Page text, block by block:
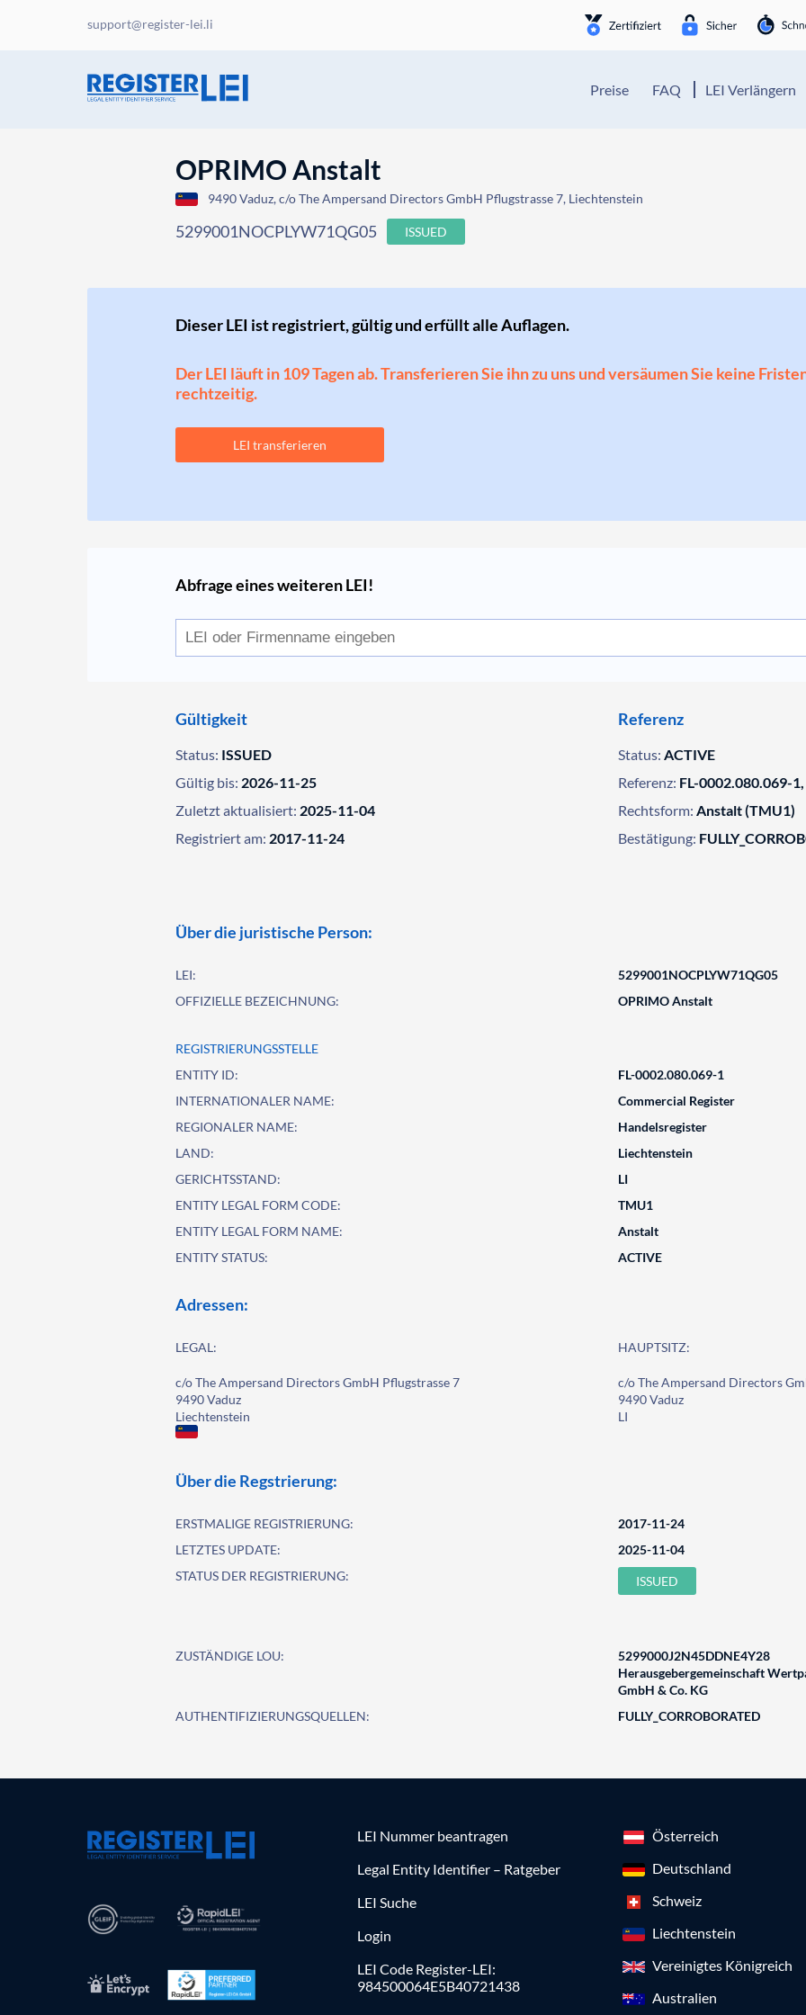
support@register-lei.li
Preise FAQ LEI Verlängern
OPRIMO Anstalt
9490 Vaduz, c/o The Ampersand Directors GmbH Pflugstrasse 7, Liechtenstein
5299001NOCPLYW71QG05 ISSUED
Dieser LEI ist registriert, gültig und erfüllt alle Auflagen.
Der LEI läuft in 109 Tagen ab. Transferieren Sie ihn zu uns und versäumen Sie keine
rechtzeitig.
LEI transferieren
Abfrage eines weiteren LEI!
Gültigkeit
Status: ISSUED
Gültig bis: 2026-11-25
Zuletzt aktualisiert: 2025-11-04
Registriert am: 2017-11-24
Referenz
Status: ACTIVE
Referenz: FL-0002.080.069-
Rechtsform: Anstalt (TMU1)
Bestätigung:
Über die juristische Person:
LEI:
5299001NOCPLYW71QG05
OFFIZIELLE BEZEICHNUNG:
OPRIMO Anstalt
REGISTRIERUNGSSTELLE
ENTITY ID:
FL-0002.080.069-1
INTERNATIONALER NAME:
Commercial Register
REGIONALER NAME:
Handelsregister
LAND:
Liechtenstein
GERICHTSSTAND:
LI
ENTITY LEGAL FORM CODE:
TMU1
ENTITY LEGAL FORM NAME:
Anstalt
ENTITY STATUS:
ACTIVE
Adressen:
LEGAL:
c/o The Ampersand Directors GmbH Pflugstrasse 7
9490 Vaduz
Liechtenstein
HAUPTSITZ:
c/o The Ampersand Directors
9490 Vaduz
LI
Über die Regstrierung:
ERSTMALIGE REGISTRIERUNG:
2017-11-24
LETZTES UPDATE:
2025-11-04
STATUS DER REGISTRIERUNG:
ISSUED
ZUSTÄNDIGE LOU:
5299000J2N45DDNE4Y28
Herausgebergemeinschaft
GmbH & Co. KG
AUTHENTIFIZIERUNGSQUELLEN:
FULLY_CORROBORATED
LEI Nummer beantragen
Legal Entity Identifier – Ratgeber
LEI Suche
Login
LEI Code Register-LEI:
984500064E5B40721438
Österreich
Deutschland
Schweiz
Liechtenstein
Vereinigtes Königreich
Australien